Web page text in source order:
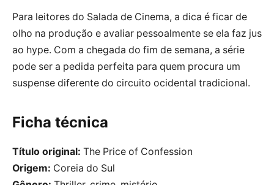
Para leitores do Salada de Cinema, a dica é ficar de
olho na produção e avaliar pessoalmente se ela faz jus
ao hype. Com a chegada do fim de semana, a série
pode ser a pedida perfeita para quem procura um
suspense diferente do circuito ocidental tradicional.
Ficha técnica
Título original: The Price of Confession
Origem: Coreia do Sul